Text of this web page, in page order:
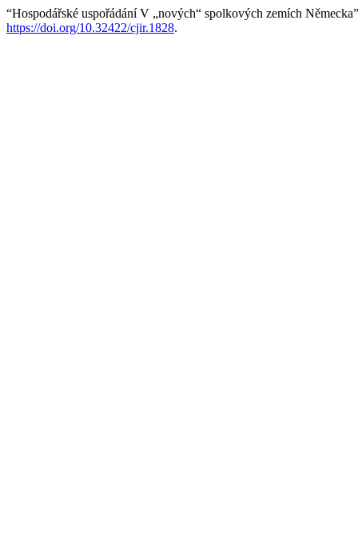
“Hospodářské uspořádání V „nových“ spolkových zemích
https://doi.org/10.32422/cjir.1828.